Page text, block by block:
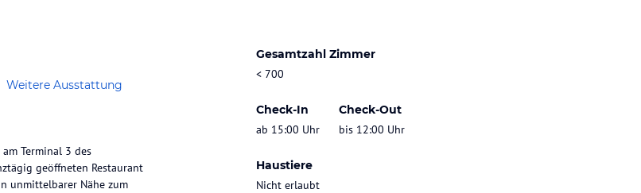
Weitere Ausstattung
Gesamtzahl Zimmer
< 700
Check-In
ab 15:00 Uhr
Check-Out
bis 12:00 Uhr
Haustiere
Nicht erlaubt
Terminal 3 des
geöffneten Restaurant
unmittelbarer Nähe zum